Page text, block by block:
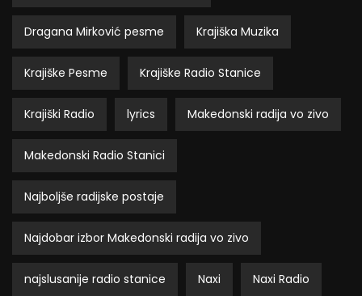
Dragana Mirković pesme Krajiška Muzika
Krajiške Pesme Krajiške Radio Stanice
Krajiški Radio lyrics Makedonski radija vo zivo
Makedonski Radio Stanici
Najboljše radijske postaje
Najdobar izbor Makedonski radija vo zivo
najslusanije radio stanice Naxi Naxi Radio